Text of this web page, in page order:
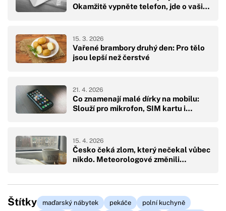
Okamžitě vypněte telefon, jde o vaši…
Vařené brambory druhý den: Pro tělo
jsou lepší než čerstvé
15. 3. 2026
Co znamenají malé dírky na mobilu:
Slouží pro mikrofon, SIM kartu i…
21. 4. 2026
Česko čeká zlom, který nečekal vůbec
nikdo. Meteorologové změnili…
15. 4. 2026
Štítky maďarský nábytek pekáče
polní kuchyně